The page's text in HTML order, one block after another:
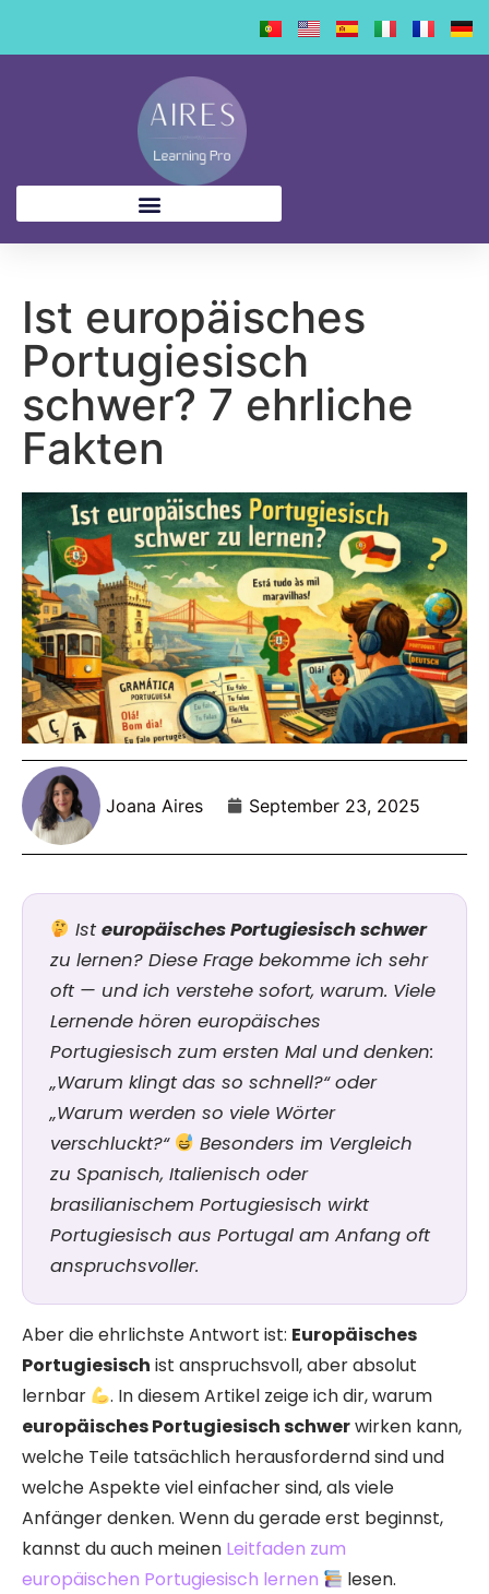
Ist europäisches
Portugiesisch
schwer? 7 ehrliche
Fakten
Joana Aires September 23, 2025
Isteuropäisches Portugiesisch schwer
zu lernen? Diese Frage bekomme ich sehr
oft — und ich verstehe sofort, warum. Viele
Lernende hören europäisches
Portugiesisch zum ersten Mal und denken:
„Warum klingt das so schnell?“ oder
„Warum werden so viele Wörter
verschluckt?“
Besonders im Vergleich
zu Spanisch, Italienisch oder
brasilianischem Portugiesisch wirkt
Portugiesisch aus Portugal am Anfang oft
anspruchsvoller.
Aber die ehrlichste Antwort ist: Europäisches
Portugiesisch ist anspruchsvoll, aber absolut
lernbar
. In diesem Artikel zeige ich dir, warum
europäisches Portugiesisch schwerwirken kann,
welche Teile tatsächlich herausfordernd sind und
welche Aspekte viel einfacher sind, als viele
Anfänger denken. Wenn du gerade erst beginnst,
kannst du auch meinen Leitfaden zum
europäischen Portugiesisch lernen
lesen.